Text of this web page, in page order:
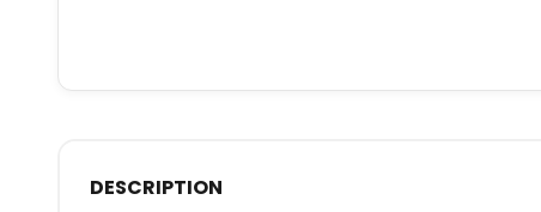
DESCRIPTION